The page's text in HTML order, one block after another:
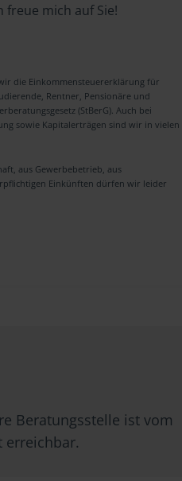
freue mich auf Sie!
die Einkommensteuererklärung für
Rentner, Pensionäre und
(StBerG). Auch bei
sowie Kapitalerträgen sind wir in vielen
aus Gewerbebetrieb, aus
Einkünften dürfen wir leider
Beratungsstelle ist vom
erreichbar.